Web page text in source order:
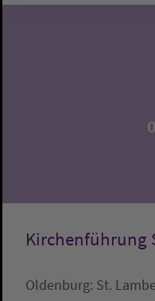
Kirchenführung
Oldenburg: St.